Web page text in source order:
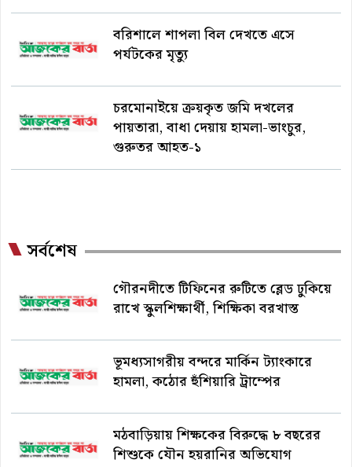
বরিশালে শাপলা বিল দেখতে এসে
পর্যটকের মৃত্যু
চরমোনাইয়ে ক্রয়কৃত জমি দখলের
পায়তারা, বাধা দেয়ায় হামলা-ভাংচুর,
গুরুতর আহত-১
সর্বশেষ
গৌরনদীতে টিফিনের রুটিতে ব্লেড ঢুকিয়ে
রাখে স্কুলশিক্ষার্থী, শিক্ষিকা বরখাস্ত
ভূমধ্যসাগরীয় বন্দরে মার্কিন ট্যাংকারে
হামলা, কঠোর হুঁশিয়ারি ট্রাম্পের
মঠবাড়িয়ায় শিক্ষকের বিরুদ্ধে ৮ বছরের
শিশুকে যৌন হয়রানির অভিযোগ